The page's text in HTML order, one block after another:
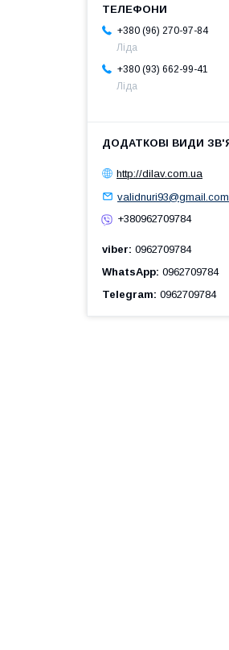
+380 (96) 270-97-84
Ліда
+380 (93) 662-99-41
Ліда
http://dilav.com.ua
validnuri93@gmail.com
+380962709784
viber 0962709784
WhatsApp 0962709784
Telegram 0962709784